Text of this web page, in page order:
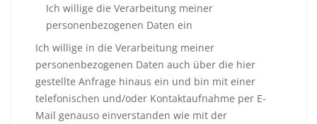
Ich willige die Verarbeitung meiner
personenbezogenen Daten ein
Ich willige in die Verarbeitung meiner
personenbezogenen Daten auch über die hier
gestellte Anfrage hinaus ein und bin mit einer
telefonischen und/oder Kontaktaufnahme per E-
Mail genauso einverstanden wie mit der